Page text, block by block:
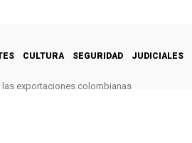
CULTURA SEGURIDAD JUDICIALES
exportaciones colombianas